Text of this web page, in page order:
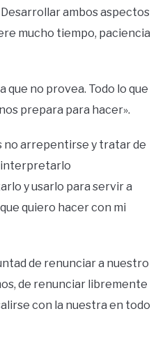
ambos aspectos
mucho tiempo, paciencia
que no provea. Todo lo que
prepara para hacer».
no arrepentirse y tratar de
interpretarlo
y usarlo para servir a
quiero hacer con mi
de renunciar a nuestro
de renunciar libremente
con la nuestra en todo